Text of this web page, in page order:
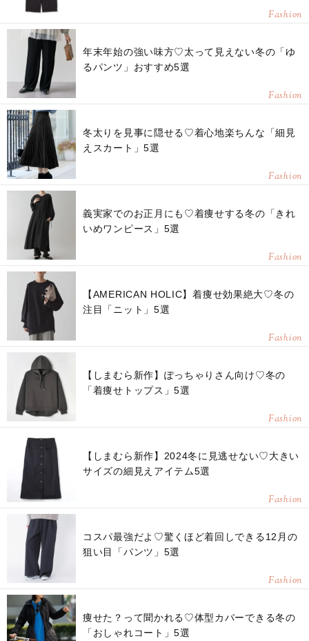
Fashion
年末年始の強い味方♡太って見えない冬の「ゆ
るパンツ」おすすめ5選
Fashion
冬太りを見事に隠せる♡着心地楽ちんな「細見
えスカート」5選
Fashion
義実家でのお正月にも♡着痩せする冬の「きれ
いめワンピース」5選
Fashion
【AMERICAN HOLIC】着痩せ効果絶大♡冬の
注目「ニット」5選
Fashion
【しまむら新作】ぽっちゃりさん向け♡冬の
「着痩せトップス」5選
Fashion
【しまむら新作】2024冬に見逃せない♡大きい
サイズの細見えアイテム5選
Fashion
コスパ最強だよ♡驚くほど着回しできる12月の
狙い目「パンツ」5選
Fashion
痩せた？って聞かれる♡体型カバーできる冬の
「おしゃれコート」5選